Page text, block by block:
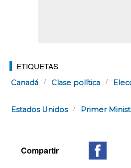
ETIQUETAS
Canadá Clase política
Estados Unidos Primer